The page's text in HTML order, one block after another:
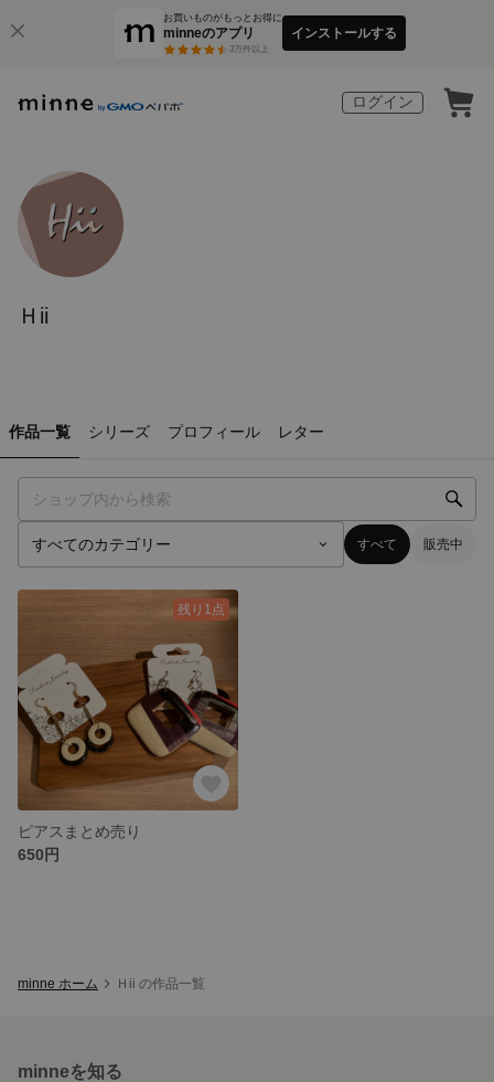
お買いものがもっとお得に
minneのアプリ
3万件以上
インストールする
ログイン
Ｈii
作品一覧 シリーズ プロフィール レター
すべて 販売中
残り1点
ピアスまとめ売り
650円
minne ホーム Ｈii の作品一覧
minneを知る